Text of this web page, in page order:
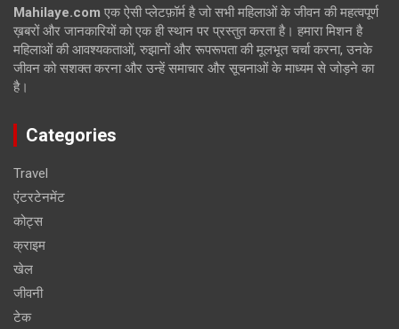
Mahilaye.com एक ऐसी प्लेटफ़ॉर्म है जो सभी महिलाओं के जीवन की महत्वपूर्ण
ख़बरों और जानकारियों को एक ही स्थान पर प्रस्तुत करता है। हमारा मिशन है
महिलाओं की आवश्यकताओं, रुझानों और रूपरूपता की मूलभूत चर्चा करना, उनके
जीवन को सशक्त करना और उन्हें समाचार और सूचनाओं के माध्यम से जोड़ने का
है।
Categories
Travel
एंटरटेनमेंट
कोट्स
क्राइम
खेल
जीवनी
टेक